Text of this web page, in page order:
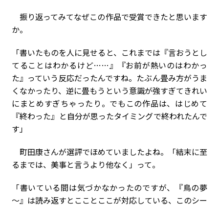
振り返ってみてなぜこの作品で受賞できたと思います
か。
「書いたものを人に見せると、これまでは『言おうとし
てることはわかるけど……』『お前が熱いのはわかっ
た』っていう反応だったんですね。たぶん畳み方がうま
くなかったり、逆に畳もうという意識が強すぎてきれい
にまとめすぎちゃったり。でもこの作品は、はじめて
『終わった』と自分が思ったタイミングで終われたんで
す」
町田康さんが選評でほめていましたよね。「結末に至
るまでは、美事と言うより他なく」って。
「書いている間は気づかなかったのですが、『鳥の夢
～』は読み返すとこことここが対応している、このシー